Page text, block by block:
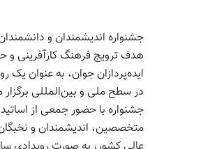
جشنواره اندیشمندان و
هدف ترویج فرهنگ کارآفرینی و
ایده‌پردازان جوان، به عنوان یک
در سطح ملی و بین‌المللی
جشنواره با حضور جمعی از
متخصصین، اندیشمندان و